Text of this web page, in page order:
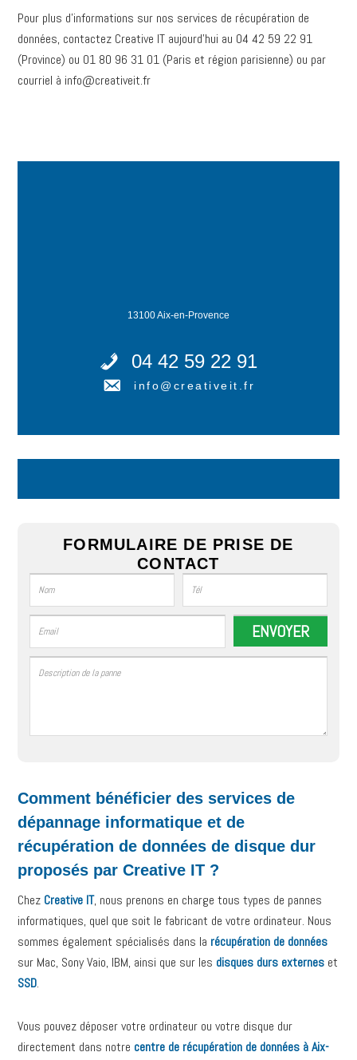
Pour plus d’informations sur nos services de récupération de
données, contactez Creative IT aujourd’hui au 04 42 59 22 91
(Province) ou 01 80 96 31 01 (Paris et région parisienne) ou par
courriel à info@creativeit.fr
13100 Aix-en-Provence
04 42 59 22 91
info@creativeit.fr
FORMULAIRE DE PRISE DE
CONTACT
Comment bénéficier des services de
dépannage informatique et de
récupération de données de disque dur
proposés par Creative IT ?
Chez Creative IT, nous prenons en charge tous types de pannes
informatiques, quel que soit le fabricant de votre ordinateur. Nous
sommes également spécialisés dans la récupération de données
sur Mac, Sony Vaio, IBM, ainsi que sur les disques durs externes et
SSD.
Vous pouvez déposer votre ordinateur ou votre disque dur
directement dans notre centre de récupération de données à Aix-